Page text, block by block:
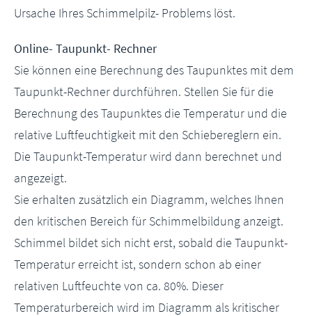
Ursache Ihres Schimmelpilz- Problems löst.
Online- Taupunkt- Rechner
Sie können eine Berechnung des Taupunktes mit dem
Taupunkt-Rechner durchführen. Stellen Sie für die
Berechnung des Taupunktes die Temperatur und die
relative Luftfeuchtigkeit mit den Schiebereglern ein.
Die Taupunkt-Temperatur wird dann berechnet und
angezeigt.
Sie erhalten zusätzlich ein Diagramm, welches Ihnen
den kritischen Bereich für Schimmelbildung anzeigt.
Schimmel bildet sich nicht erst, sobald die Taupunkt-
Temperatur erreicht ist, sondern schon ab einer
relativen Luftfeuchte von ca. 80%. Dieser
Temperaturbereich wird im Diagramm als kritischer